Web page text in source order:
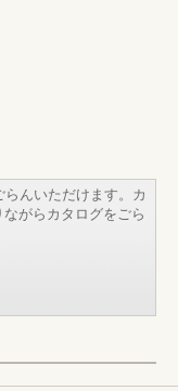
んいただけます。カ
がらカタログをごら